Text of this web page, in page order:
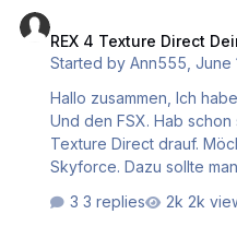
kommt nur noch die 6L,
herrscht. Da stimmt auch was nicht. Kann
REX 4 Texture Direct
Started byAnn555 ,June
Hallo zusammen, Ich habe auf meinem PC Windows 7.
Und den FSX. Hab
Texture Direct drauf.
Skyforce. Dazu sollte man ja
einem Programm aus
3 replies 2k